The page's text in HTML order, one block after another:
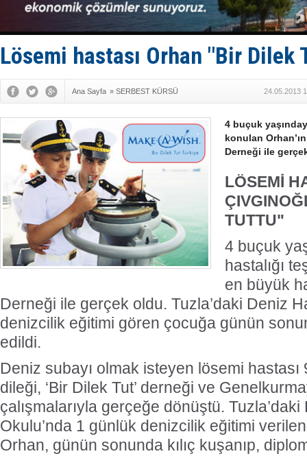
Dron
'REGAL 1'
Gemide 5
Lösemi hastası Orhan "Bir Dilek
Ana Sayfa » SERBEST KÜRSÜ 24.05.2013
4 buçuk
konulan
Derneği ile
LÖSEMİ
TUTTU"
4 buçuk
hastalığı
en büyük
Derneği ile gerçek oldu. Tuzla’daki Deniz
denizcilik eğitimi gören çocuğa günün
edildi.
Deniz subayı olmak isteyen lösemi
dileği, ‘Bir Dilek Tut’ derneği ve
çalışmalarıyla gerçeğe dönüştü.
Okulu’nda 1 günlük denizcilik eğitimi
Orhan, günün sonunda kılıç kuşanıp,